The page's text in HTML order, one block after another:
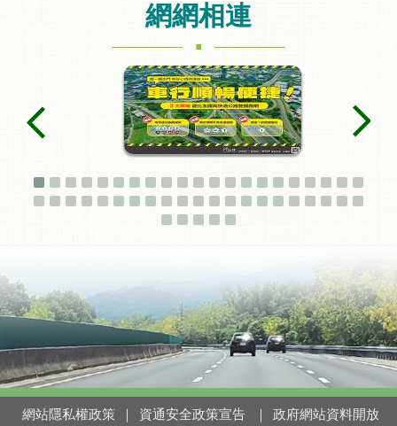
網網相連
.
網站隱私權政策 資通安全政策宣告 政府網站資料開放